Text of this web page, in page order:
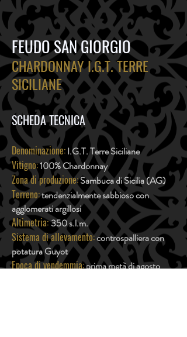
FEUDO SAN GIORGIO
CHARDONNAY I.G.T. TERRE
SICILIANE
SCHEDA TECNICA
Denominazione:I.G.T. Terre Siciliane
Vitigno:100% Chardonnay
Zona di produzione:Sambuca di Sicilia (AG)
Terreno:tendenzialmente sabbioso con
agglomerati argillosi
Altimetria:350 s.l.m.
Sistema di allevamento:controspalliera con
potatura Guyot
Epoca di vendemmia:prima metà di agosto